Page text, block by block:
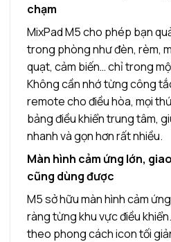
chạm
MixPad M5 cho phép bạn
trong phòng như đèn, rèm,
quạt, cảm biến… chỉ trong
Không cần nhớ từng công
remote cho điều hòa, mọi
bảng điều khiển trung tâm,
nhanh và gọn hơn rất nhiều.
Màn hình cảm ứng lớn,
cũng dùng được
M5 sở hữu màn hình cảm
ràng từng khu vực điều
theo phong cách icon tối